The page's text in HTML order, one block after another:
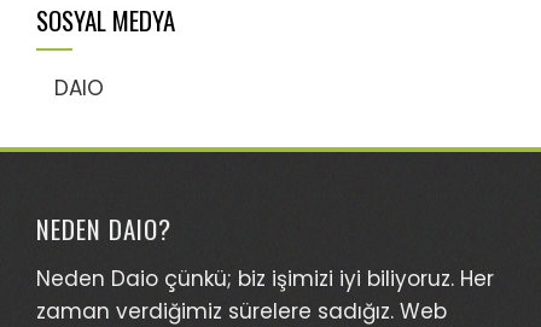
SOSYAL MEDYA
DAIO
NEDEN DAIO?
Neden Daio çünkü; biz işimizi iyi biliyoruz. Her
zaman verdiğimiz sürelere sadığız. Web